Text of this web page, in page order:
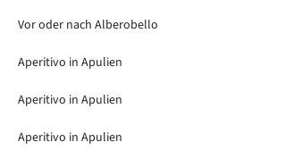
Vor oder nach Alberobello
Aperitivo in Apulien
Aperitivo in Apulien
Aperitivo in Apulien